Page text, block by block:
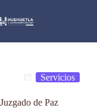
al
contenido
Servicios
Juzgado de Paz